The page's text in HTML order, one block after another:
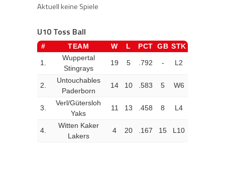
Aktuell keine Spiele
U10 Toss Ball
# TEAM W L PCT GB STK
1.
Wuppertal
Stingrays
19 5 .792 - L2
2.
Untouchables
Paderborn
14 10 .583 5 W6
3.
Verl/Gütersloh
Yaks
11 13 .458 8 L4
4.
Witten Kaker
Lakers
4 20 .167 15 L10